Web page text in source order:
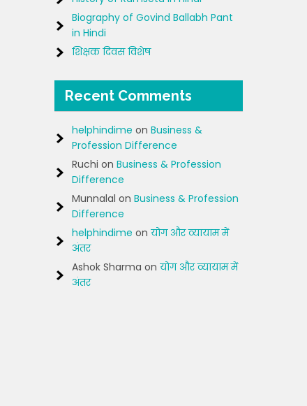
Biography of Govind Ballabh Pant
in Hindi
शिक्षक दिवस विशेष
Recent Comments
helphindime on Business &
Profession Difference
Ruchi on Business & Profession
Difference
Munnalal on Business & Profession
Difference
helphindime on योग और व्यायाम में
अंतर
Ashok Sharma on योग और व्यायाम में
अंतर